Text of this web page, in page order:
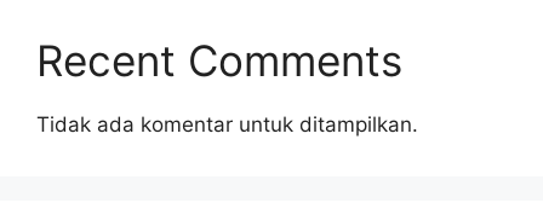
Recent Comments
Tidak ada komentar untuk ditampilkan.